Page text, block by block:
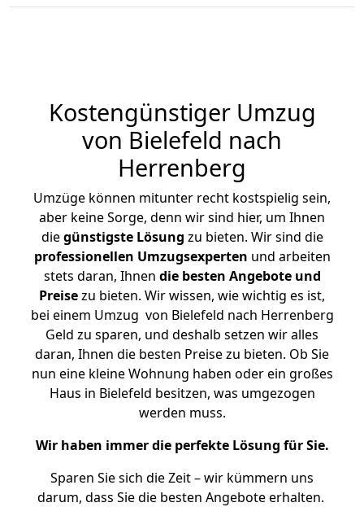
Kostengünstiger Umzug
von Bielefeld nach
Herrenberg
Umzüge können mitunter recht kostspielig sein,
aber keine Sorge, denn wir sind hier, um Ihnen
diegünstigste Lösung zu bieten. Wir sind die
professionellen Umzugsexperten und arbeiten
stets daran, Ihnen die besten Angebote und
Preisezu bieten. Wir wissen, wie wichtig es ist,
bei einem Umzug von Bielefeld nach Herrenberg
Geld zu sparen, und deshalb setzen wir alles
daran, Ihnen die besten Preise zu bieten. Ob Sie
nun eine kleine Wohnung haben oder ein großes
Haus in Bielefeld besitzen, was umgezogen
werden muss.
Wir haben immer die perfekte Lösung für Sie.
Sparen Sie sich die Zeit – wir kümmern uns
darum, dass Sie die besten Angebote erhalten.